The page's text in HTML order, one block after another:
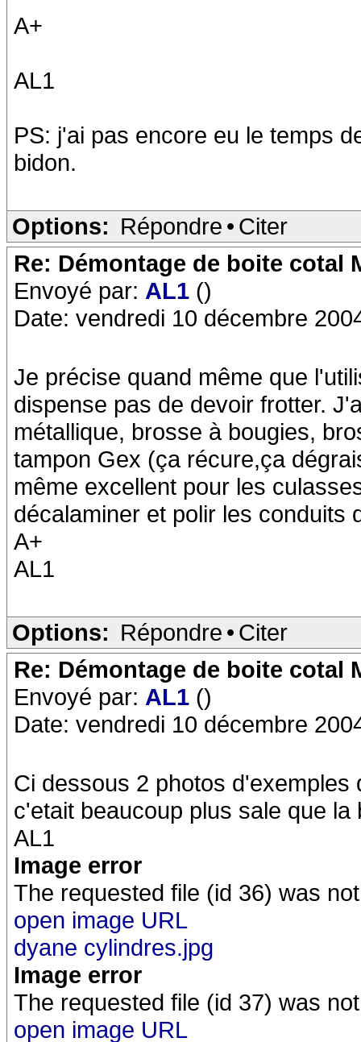
A+
AL1
PS: j'ai pas encore eu le temps
bidon.
Options: Répondre • Citer
Re: Démontage de boite cotal
Envoyé par: AL1 ()
Date: vendredi 10 décembre
Je précise quand même que
dispense pas de devoir frotter.
métallique, brosse à bougies,
tampon Gex (ça récure,ça
même excellent pour les
décalaminer et polir les conduits
A+
AL1
Options: Répondre • Citer
Re: Démontage de boite cotal
Envoyé par: AL1 ()
Date: vendredi 10 décembre
Ci dessous 2 photos
c'etait beaucoup plus sale que la
AL1
Image error
The requested file (id 36) was
open image URL
dyane cylindres.jpg
Image error
The requested file (id 37) was
open image URL